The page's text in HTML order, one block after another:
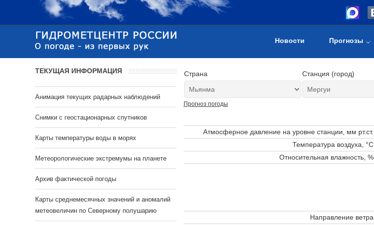
Новости Прогнозы
Страна Станция (город)
Прогноз погоды
Атмосферное давление на уровне станции, мм рт.ст.
Температура воздуха, °C
Относительная влажность, %
Направление ветра
ТЕКУЩАЯ ИНФОРМАЦИЯ
Анимация текущих радарных наблюдений
Cнимки с геостационарных спутников
Карты температуры воды в морях
Метеорологические экстремумы на планете
Архив фактической погоды
Карты среднемесячных значений и аномалий
метеовеличин по Северному полушарию